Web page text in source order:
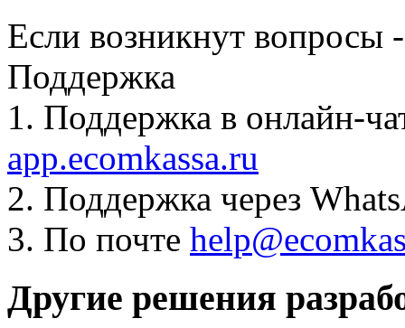
Если возникнут вопросы
Поддержка
1. Поддержка в онлайн-
app.ecomkassa.ru
2. Поддержка через
3. По почте
Другие решения